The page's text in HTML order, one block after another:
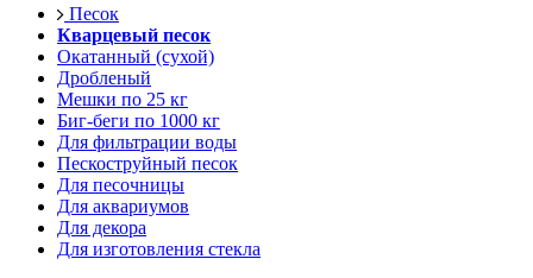
Песок
Кварцевый песок
Окатанный (сухой)
Дробленый
Мешки по 25 кг
Биг-беги по 1000 кг
Для фильтрации воды
Пескоструйный песок
Для песочницы
Для аквариумов
Для декора
Для изготовления стекла